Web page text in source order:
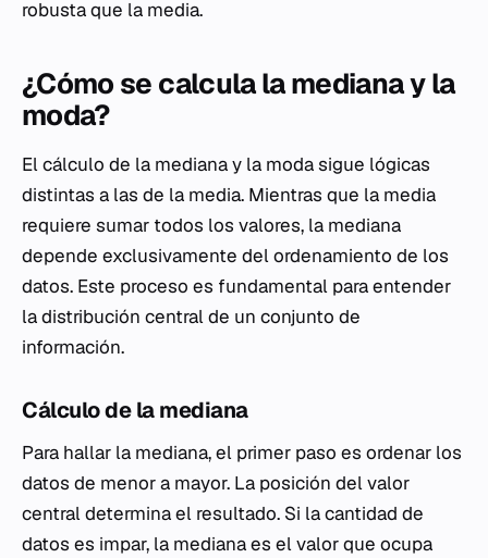
robusta que la media.
¿Cómo se calcula la mediana y la
moda?
El cálculo de la mediana y la moda sigue lógicas
distintas a las de la media. Mientras que la media
requiere sumar todos los valores, la mediana
depende exclusivamente del ordenamiento de los
datos. Este proceso es fundamental para entender
la distribución central de un conjunto de
información.
Cálculo de la mediana
Para hallar la mediana, el primer paso es ordenar los
datos de menor a mayor. La posición del valor
central determina el resultado. Si la cantidad de
datos es impar, la mediana es el valor que ocupa